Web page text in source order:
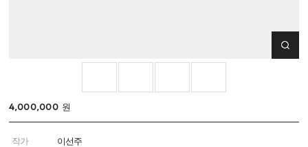
4,000,000 원
작가 이선주